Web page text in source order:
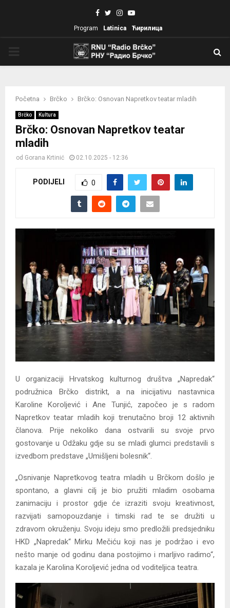
Facebook
TwitterInstagram
Youtube
Program Latinica Ћирилица
Početna Brčko Brčko: Osnovan Napretkov teatar mladih
Brčko Kultura
Brčko: Osnovan Napretkov teatar
mladih
od Gorana Krtinić 02.10.2025 - 12:36
PODIJELI 0
U organizaciji Hrvatskog kulturnog društva „Napredak“
podružnica Brčko distrikt, a na inicijativu nastavnica
Karoline Koroljević i Ane Tunjić, započeo je s radom
Napretkov teatar mladih koji trenutačno broji 12 aktivnih
članova. Prije nekoliko dana ostvarili su svoje prvo
gostovanje u Odžaku gdje su se mladi glumci predstavili s
izvedbom predstave „Umišljeni bolesnik“.
„Osnivanje Napretkovog teatra mladih u Brčkom došlo je
spontano, a glavni cilj je bio pružiti mladim osobama
zanimaciju i prostor gdje će izraziti svoju kreativnost,
razvijati samopouzdanje i timski rad te se družiti u
zdravom okruženju. Svoju ideju smo predložili predsjedniku
HKD „Napredak“ Mirku Mečiću koji nas je podržao i evo
nešto manje od godinu dana postojimo i marljivo radimo“,
kazala je Karolina Koroljević jedna od voditeljica teatra.